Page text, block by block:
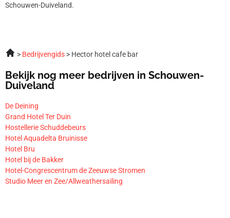
Schouwen-Duiveland.
Bedrijvengids Hector hotel cafe bar
Bekijk nog meer bedrijven in Schouwen-
Duiveland
De Deining
Grand Hotel Ter Duin
Hostellerie Schuddebeurs
Hotel Aquadelta Bruinisse
Hotel Bru
Hotel bij de Bakker
Hotel-Congrescentrum de Zeeuwse Stromen
Studio Meer en Zee/Allweathersailing